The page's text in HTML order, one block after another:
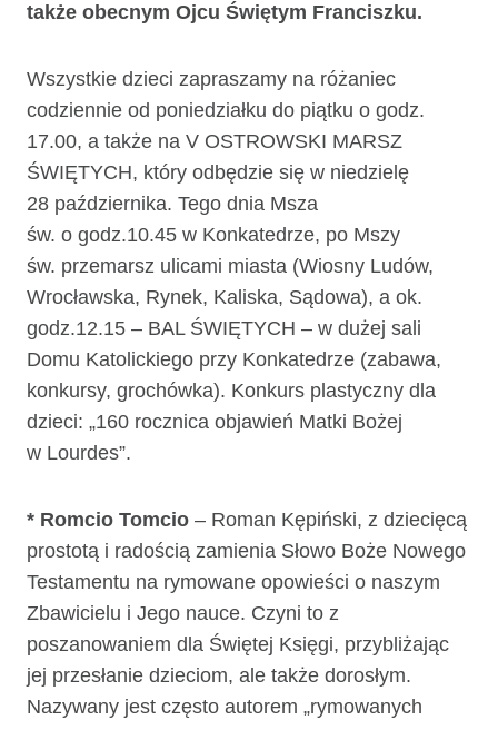
także obecnym Ojcu Świętym Franciszku.
Wszystkie dzieci zapraszamy na różaniec
codziennie od poniedziałku do piątku o godz.
17.00, a także na V OSTROWSKI MARSZ
ŚWIĘTYCH, który odbędzie się w niedzielę
28 października. Tego dnia Msza
św. o godz.10.45 w Konkatedrze, po Mszy
św. przemarsz ulicami miasta (Wiosny Ludów,
Wrocławska, Rynek, Kaliska, Sądowa), a ok.
godz.12.15 – BAL ŚWIĘTYCH – w dużej sali
Domu Katolickiego przy Konkatedrze (zabawa,
konkursy, grochówka). Konkurs plastyczny dla
dzieci: „160 rocznica objawień Matki Bożej
w Lourdes”.
* Romcio Tomcio – Roman Kępiński, z dziecięcą
prostotą i radością zamienia Słowo Boże Nowego
Testamentu na rymowane opowieści o naszym
Zbawicielu i Jego nauce. Czyni to z
poszanowaniem dla Świętej Księgi, przybliżając
jej przesłanie dzieciom, ale także dorosłym.
Nazywany jest często autorem „rymowanych